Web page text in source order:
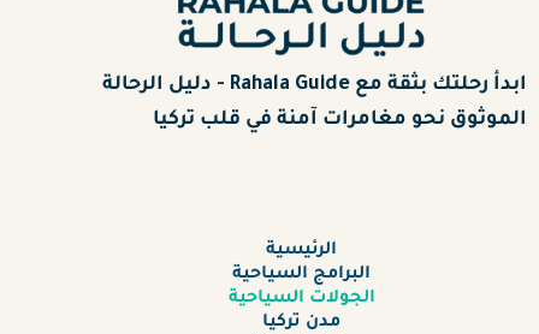
ابدأ رحلتك بثقة مع Rahala Guide - دليل الرحالة
الموثوق نحو مغامرات آمنة في قلب تركيا
الرئيسية
البرامج السياحية
الجولات السياحية
مدن تركيا